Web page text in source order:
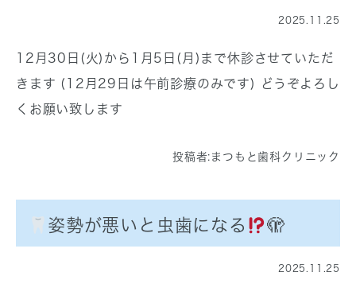
2025.11.25
12月30日(火)から1月5日(月)まで休診させていただ
きます (12月29日は午前診療のみです) どうぞよろし
くお願い致します
投稿者: まつもと歯科クリニック
姿勢が悪いと虫歯になる 🫣
2025.11.25